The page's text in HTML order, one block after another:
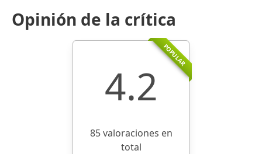
Opinión de la crítica
POPULAR
4.2
85 valoraciones en
total